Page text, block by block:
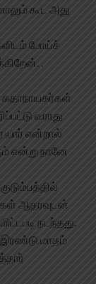
கூட அது
போய்ச்
.
கதாநாயகர்கள்
வராது
யார் என்றால்
என்று நானே
ஆதரவுடன்
நடந்தது.
இரண்டு மாதம்